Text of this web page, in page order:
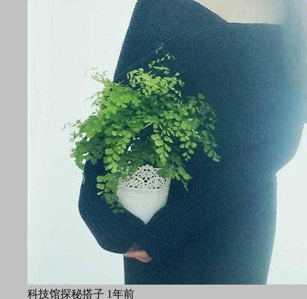
科技馆探秘搭子 1年前